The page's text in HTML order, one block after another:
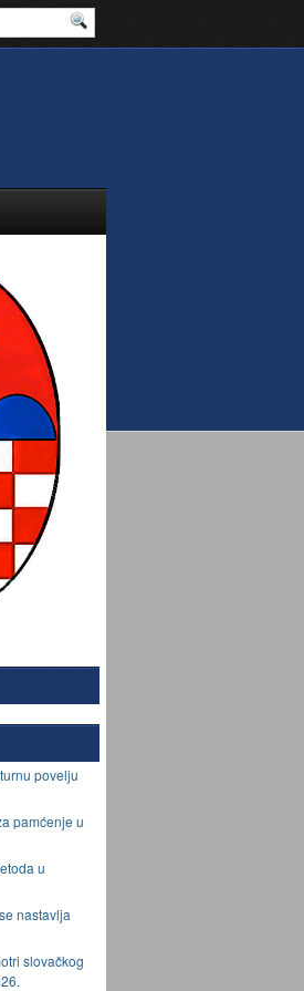
povelju
pamćenje u
u
nastavlja
slovačkog